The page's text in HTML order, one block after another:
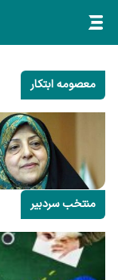
معصومه ابتکار
منتخب سردبیر